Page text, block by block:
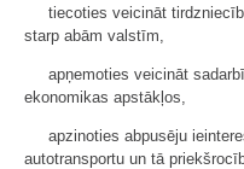
tiecoties veicināt
starp abām valstīm,
apņemoties veicināt
ekonomikas apstākļos,
apzinoties abpusēju
autotransportu un tā